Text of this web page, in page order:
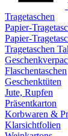
Tragetaschen
Papier-
Papier-
Tragetaschen
Flaschentaschen
Geschenktüten
Jute, Rupfen
Präsentkarton
Korbwaren &
Klarsichtfolien